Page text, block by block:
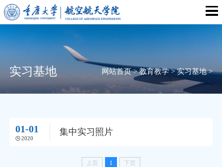
实习基地 网站首页>教育教学>实习基地>
01-01
2020
集中实习照片
上页 1 下页